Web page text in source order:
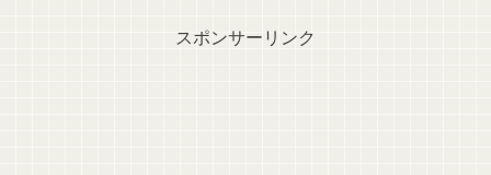
スポンサーリンク